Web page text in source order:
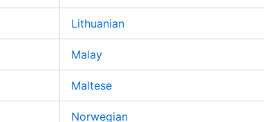
Lithuanian
Malay
Maltese
Norwegian